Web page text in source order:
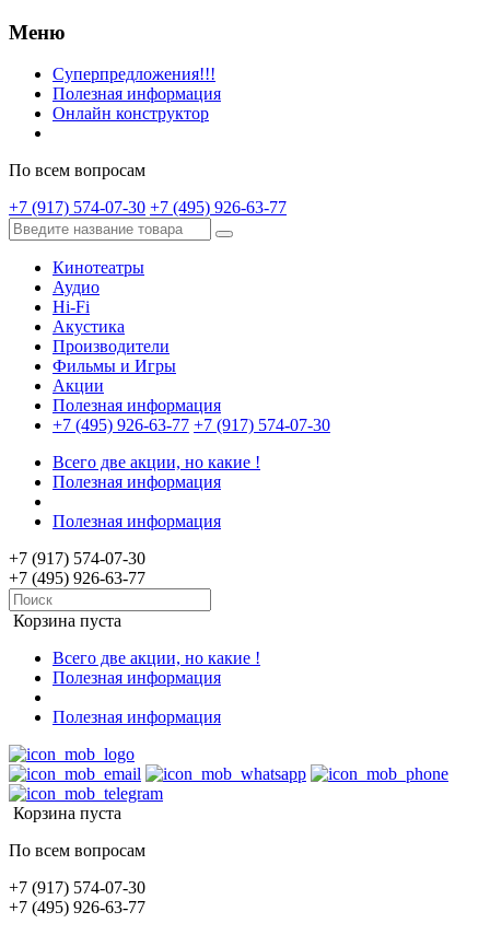
Меню
Суперпредложения!!!
Полезная информация
Онлайн конструктор
По всем вопросам
+7 (917) 574-07-30 +7 (495) 926-63-77
Кинотеатры
Аудио
Hi-Fi
Акустика
Производители
Фильмы и Игры
Акции
Полезная информация
+7 (495) 926-63-77 +7 (917) 574-07-30
Всего две акции, но какие !
Полезная информация
Полезная информация
+7 (917) 574-07-30
+7 (495) 926-63-77
Корзина пуста
Всего две акции, но какие !
Полезная информация
Полезная информация
Корзина пуста
По всем вопросам
+7 (917) 574-07-30
+7 (495) 926-63-77